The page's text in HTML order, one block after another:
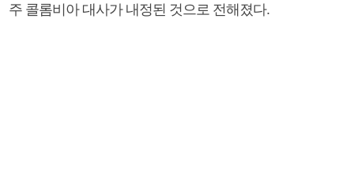
주 콜롬비아 대사가 내정된 것으로 전해졌다.